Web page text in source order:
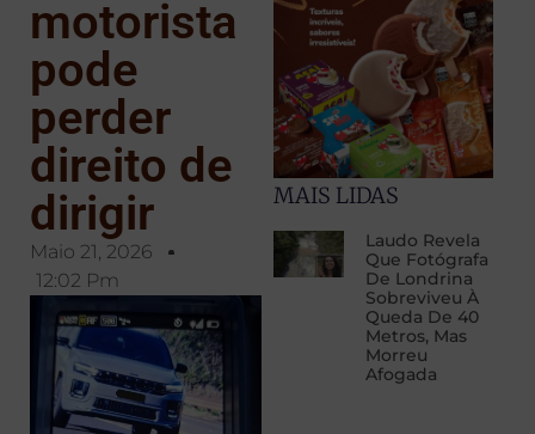
motorista
pode
perder
direito de
dirigir
Maio 21, 2026
12:02 Pm
MAIS LIDAS
Laudo Revela
Que Fotógrafa
De Londrina
Sobreviveu À
Queda De 40
Metros, Mas
Morreu
Afogada